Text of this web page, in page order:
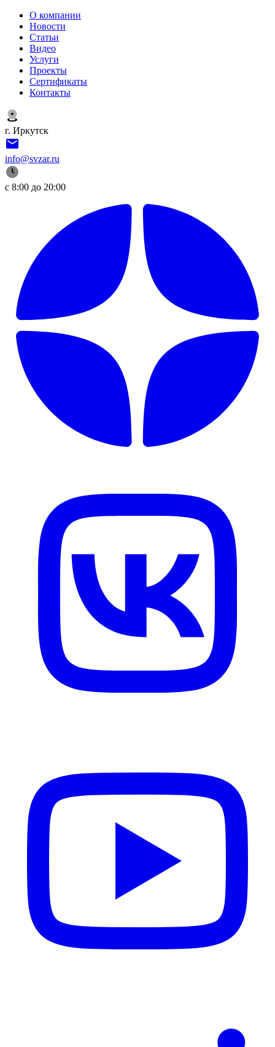
О компании
Новости
Статьи
Видео
Услуги
Проекты
Сертификаты
Контакты
г. Иркутск
info@svzar.ru
с 8:00 до 20:00